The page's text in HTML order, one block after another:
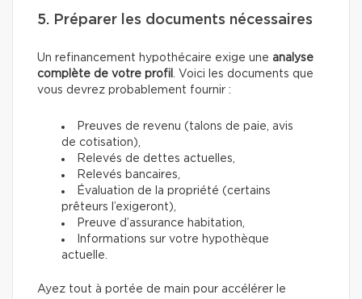
5. Préparer les documents nécessaires
Un refinancement hypothécaire exige une analyse
complète de votre profil . Voici les documents que
vous devrez probablement fournir :
Preuves de revenu (talons de paie, avis
de cotisation),
Relevés de dettes actuelles,
Relevés bancaires,
Évaluation de la propriété (certains
prêteurs l’exigeront),
Preuve d’assurance habitation,
Informations sur votre hypothèque
actuelle.
Ayez tout à portée de main pour accélérer le